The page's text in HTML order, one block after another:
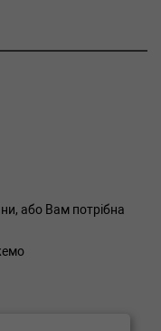
або Вам потрібна